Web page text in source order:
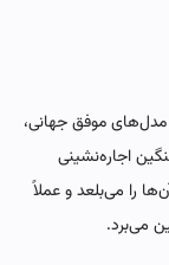
موفق جهانی،
اجاره‌نشینی
را می‌بلعد و عملاً
می‌برد.